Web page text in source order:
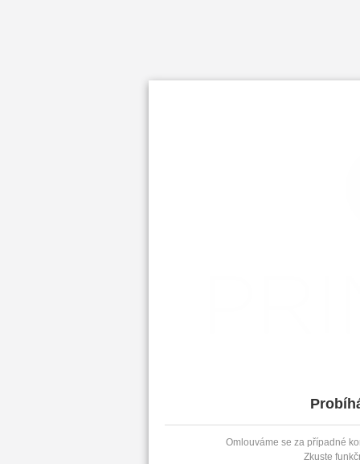
Omlouváme se za případné
Zkuste